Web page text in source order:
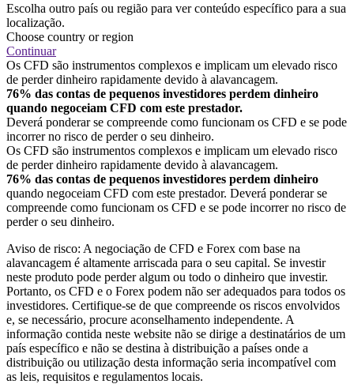
Escolha outro país ou região para ver conteúdo específico para a sua
localização.
Choose country or region
Continuar
Os CFD são instrumentos complexos e implicam um elevado risco
de perder dinheiro rapidamente devido à alavancagem.
76% das contas de pequenos investidores perdem dinheiro
quando negoceiam CFD com este prestador.
Deverá ponderar se compreende como funcionam os CFD e se pode
incorrer no risco de perder o seu dinheiro.
Os CFD são instrumentos complexos e implicam um elevado risco
de perder dinheiro rapidamente devido à alavancagem.
76% das contas de pequenos investidores perdem dinheiro
quando negoceiam CFD com este prestador. Deverá ponderar se
compreende como funcionam os CFD e se pode incorrer no risco de
perder o seu dinheiro.
Aviso de risco: A negociação de CFD e Forex com base na
alavancagem é altamente arriscada para o seu capital. Se investir
neste produto pode perder algum ou todo o dinheiro que investir.
Portanto, os CFD e o Forex podem não ser adequados para todos os
investidores. Certifique-se de que compreende os riscos envolvidos
e, se necessário, procure aconselhamento independente. A
informação contida neste website não se dirige a destinatários de um
país específico e não se destina à distribuição a países onde a
distribuição ou utilização desta informação seria incompatível com
as leis, requisitos e regulamentos locais.